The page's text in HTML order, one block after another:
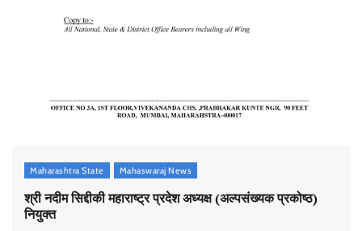
Maharashtra State Mahaswaraj News
श्री नदीम सिद्दीकी महाराष्ट्र प्रदेश अध्यक्ष (अल्पसंख्यक प्रकोष्ठ)
नियुक्त